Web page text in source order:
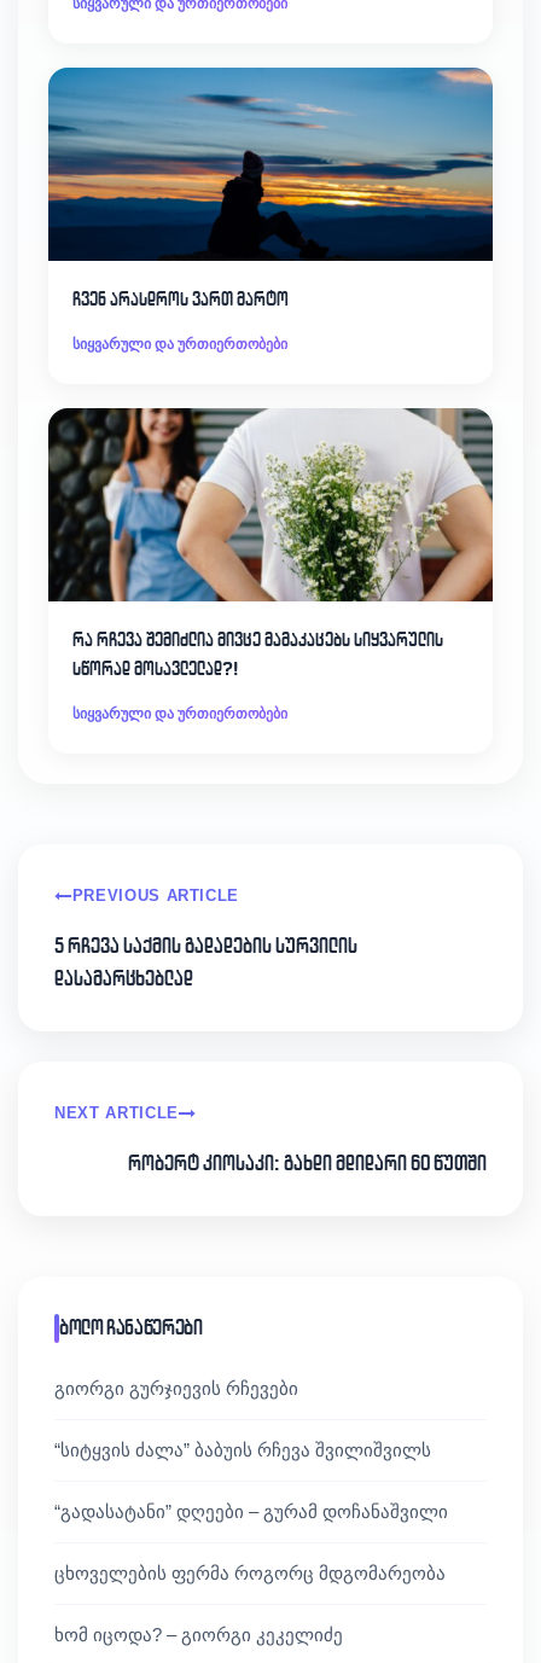
სიყვარული და ურთიერთობები
ჩვენ არასდროს ვართ მარტო
სიყვარული და ურთიერთობები
რა რჩევა შემიძლია მივცე მამაკაცებს სიყვარულის
სწორად მოსავლელად?!
სიყვარული და ურთიერთობები
PREVIOUS ARTICLE
5 რჩევა საქმის გადადების სურვილის
დასამარცხებლად
NEXT ARTICLE
რობერტ კიოსაკი: გახდი მდიდარი 60 წუთში
ბოლო ჩანაწერები
გიორგი გურჯიევის რჩევები
“სიტყვის ძალა” ბაბუის რჩევა შვილიშვილს
“გადასატანი” დღეები – გურამ დოჩანაშვილი
ცხოველების ფერმა როგორც მდგომარეობა
ხომ იცოდა? – გიორგი კეკელიძე